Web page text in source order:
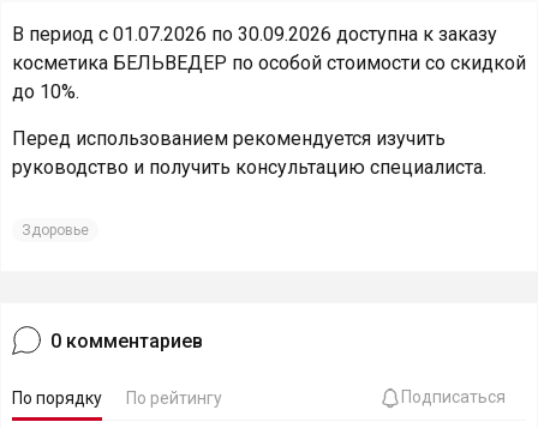
В период с 01.07.2026 по 30.09.2026 доступна к заказу
косметика БЕЛЬВЕДЕР по особой стоимости со скидкой
до 10%.
Перед использованием рекомендуется изучить
руководство и получить консультацию специалиста.
Здоровье
0 комментариев
По порядку По рейтингу Подписаться